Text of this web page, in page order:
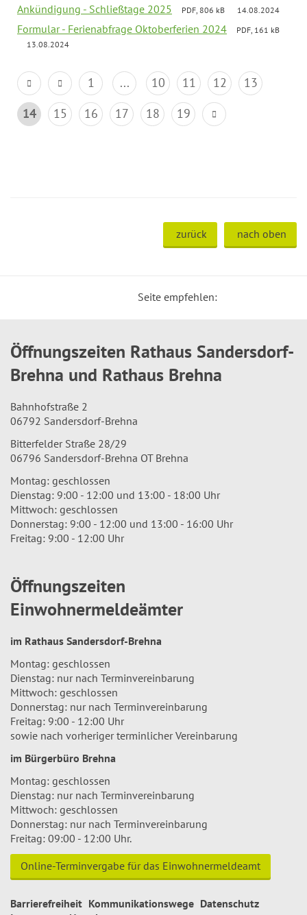
Ankündigung - Schließtage 2025 PDF, 806 kB 14.08.2024
Formular - Ferienabfrage Oktoberferien 2024
PDF, 161 kB
13.08.2024
1 ... 10 11 12
13
14
15 16 17 18 19
zurück nach oben
Seite empfehlen:
Öffnungszeiten Rathaus Sandersdorf-
Brehna und Rathaus Brehna
Bahnhofstraße 2
06792 Sandersdorf-Brehna
Bitterfelder Straße 28/29
06796 Sandersdorf-Brehna OT Brehna
Montag: geschlossen
Dienstag: 9:00 - 12:00 und 13:00 - 18:00 Uhr
Mittwoch: geschlossen
Donnerstag: 9:00 - 12:00 und 13:00 - 16:00 Uhr
Freitag: 9:00 - 12:00 Uhr
Öffnungszeiten
Einwohnermeldeämter
im Rathaus Sandersdorf-Brehna
Montag: geschlossen
Dienstag: nur nach Terminvereinbarung
Mittwoch: geschlossen
Donnerstag: nur nach Terminvereinbarung
Freitag: 9:00 - 12:00 Uhr
sowie nach vorheriger terminlicher Vereinbarung
im Bürgerbüro Brehna
Montag: geschlossen
Dienstag: nur nach Terminvereinbarung
Mittwoch: geschlossen
Donnerstag: nur nach Terminvereinbarung
Freitag: 09:00 - 12:00 Uhr.
Online-Terminvergabe für das Einwohnermeldeamt
Barrierefreiheit Kommunikationswege Datenschutz